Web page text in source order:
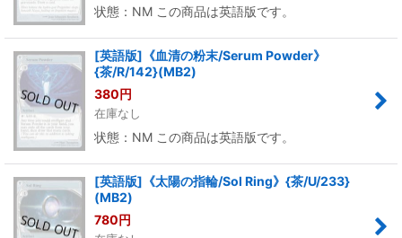
状態：NM この商品は英語版です。
[英語版]《血清の粉末/Serum Powder》
{茶/R/142}(MB2)
380円
在庫なし
状態：NM この商品は英語版です。
[英語版]《太陽の指輪/Sol Ring》{茶/U/233}
(MB2)
780円